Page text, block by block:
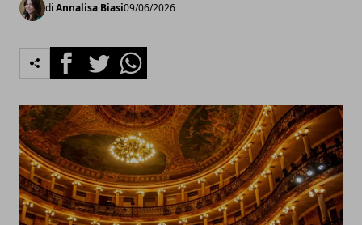
di Annalisa Biasi09/06/2026
FacebookTwitterWhatsapp